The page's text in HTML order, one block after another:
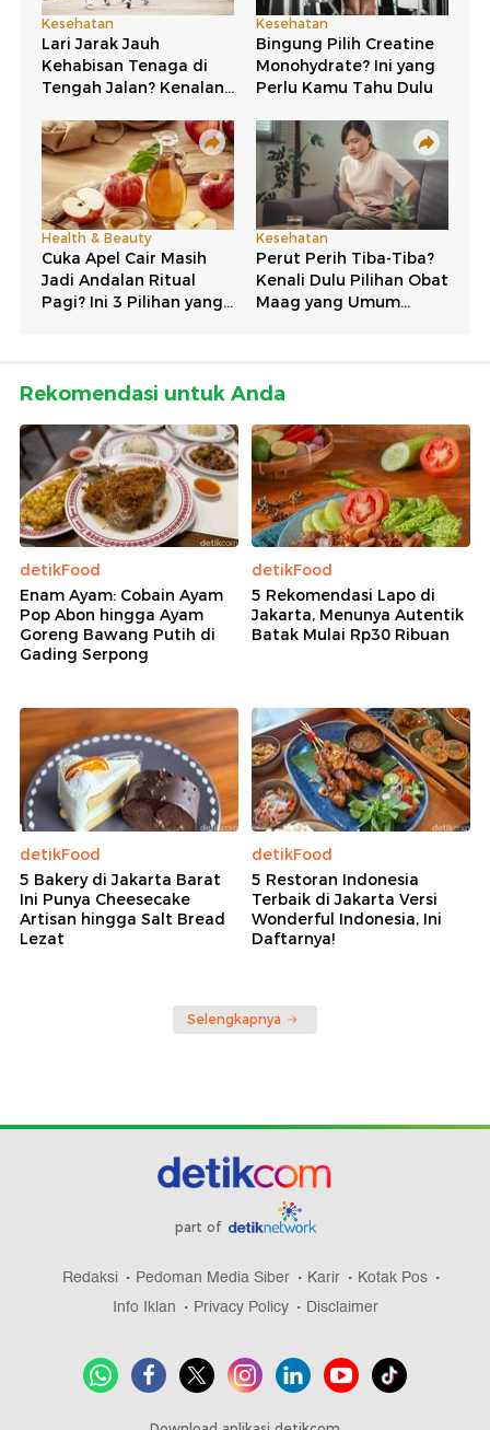
Rekomendasi untuk Anda
detikFood
Enam Ayam: Cobain Ayam
Pop Abon hingga Ayam
Goreng Bawang Putih di
Gading Serpong
detikFood
5 Rekomendasi Lapo di
Jakarta, Menunya Autentik
Batak Mulai Rp30 Ribuan
detikFood
5 Bakery di Jakarta Barat
Ini Punya Cheesecake
Artisan hingga Salt Bread
Lezat
detikFood
5 Restoran Indonesia
Terbaik di Jakarta Versi
Wonderful Indonesia, Ini
Daftarnya!
Selengkapnya
part of
Redaksi Pedoman Media Siber Karir
Kotak Pos
Info Iklan
Privacy Policy Disclaimer